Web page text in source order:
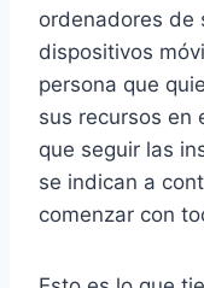
ordenadores de
dispositivos
persona que
sus recursos en
que seguir las
se indican a
comenzar con